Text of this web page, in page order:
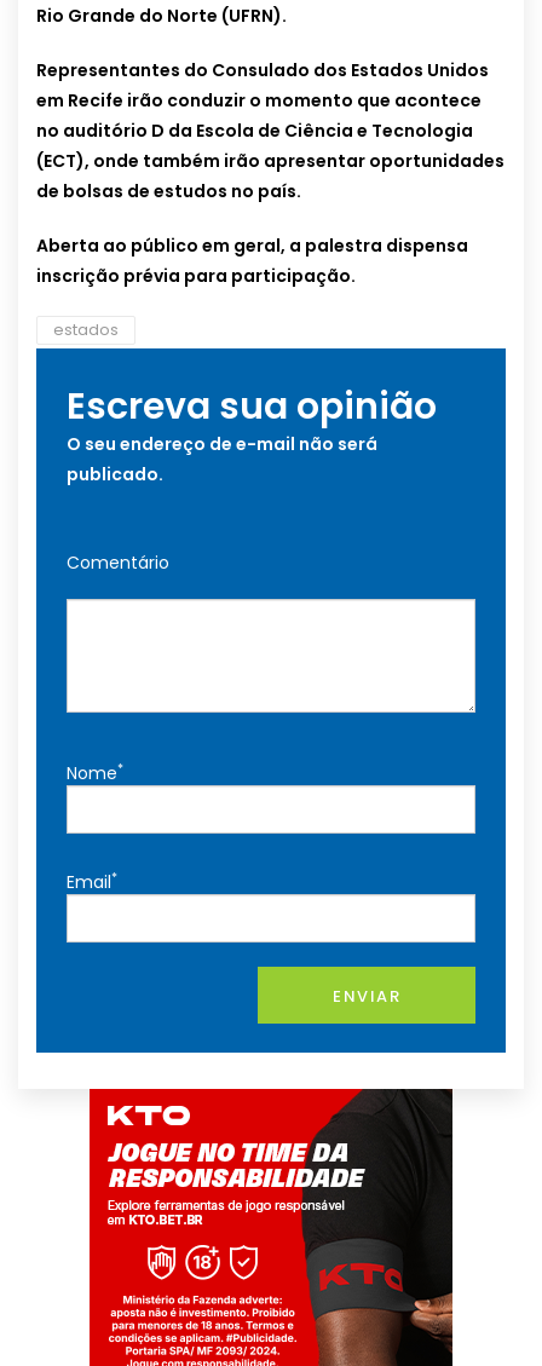
Rio Grande do Norte (UFRN).
Representantes do Consulado dos Estados Unidos
em Recife irão conduzir o momento que acontece
no auditório D da Escola de Ciência e Tecnologia
(ECT), onde também irão apresentar oportunidades
de bolsas de estudos no país.
Aberta ao público em geral, a palestra dispensa
inscrição prévia para participação.
estados
Escreva sua opinião
O seu endereço de e-mail não será
publicado.
Comentário
Nome*
Email*
ENVIAR